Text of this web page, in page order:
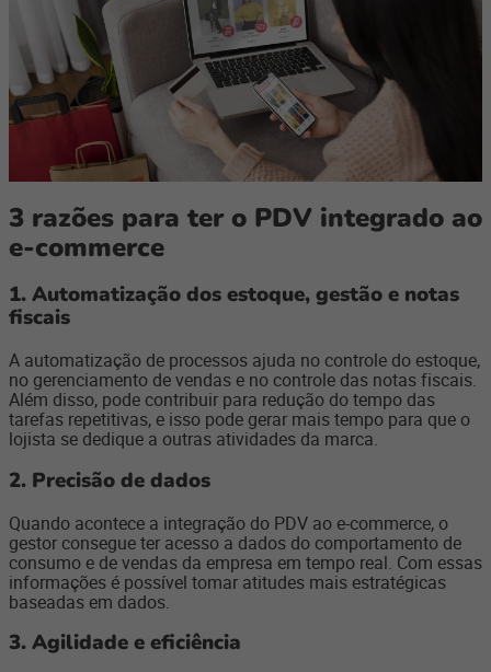
3 razões para ter o PDV integrado ao
e-commerce
1. Automatização dos estoque, gestão e notas
fiscais
A automatização de processos ajuda no controle do estoque,
no gerenciamento de vendas e no controle das notas fiscais.
Além disso, pode contribuir para redução do tempo das
tarefas repetitivas, e isso pode gerar mais tempo para que o
lojista se dedique a outras atividades da marca.
2. Precisão de dados
Quando acontece a integração do PDV ao e-commerce, o
gestor consegue ter acesso a dados do comportamento de
consumo e de vendas da empresa em tempo real. Com essas
informações é possível tomar atitudes mais estratégicas
baseadas em dados.
3. Agilidade e eficiência